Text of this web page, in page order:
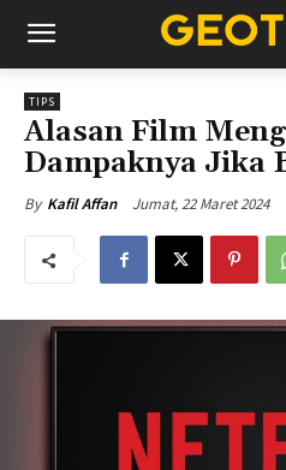
TIPS
Alasan Film
Dampaknya Jika
By Kafil Affan Jumat, 22 Maret 2024